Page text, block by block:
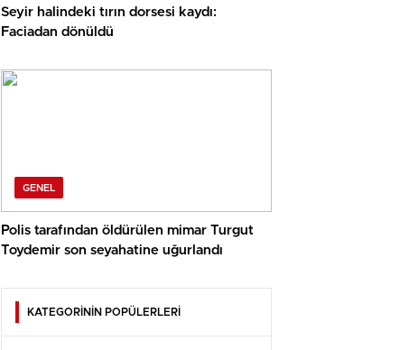
Seyir halindeki tırın dorsesi kaydı:
Faciadan dönüldü
GENEL
Polis tarafından öldürülen mimar Turgut
Toydemir son seyahatine uğurlandı
KATEGORİNİN POPÜLERLERİ